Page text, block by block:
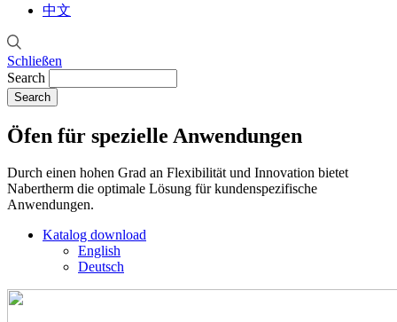
中文
Schließen
Search
Öfen für spezielle Anwendungen
Durch einen hohen Grad an Flexibilität und Innovation bietet
Nabertherm die optimale Lösung für kundenspezifische
Anwendungen.
Katalog download
English
Deutsch